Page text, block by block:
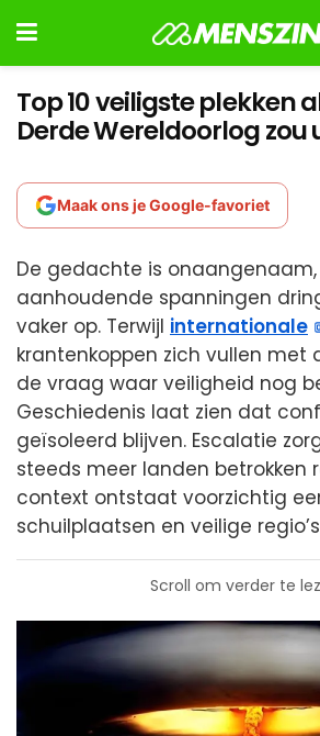
Top 10 veiligste plekken
Derde Wereldoorlog zou
Maak ons je Google-favoriet
De gedachte is
aanhoudende spanningen
vaker op. Terwijl internationale
krantenkoppen zich vullen met
de vraag waar veiligheid nog
Geschiedenis laat zien dat
geïsoleerd blijven. Escalatie
steeds meer landen betrokken
context ontstaat voorzichtig
schuilplaatsen en veilige
Scroll om verder te